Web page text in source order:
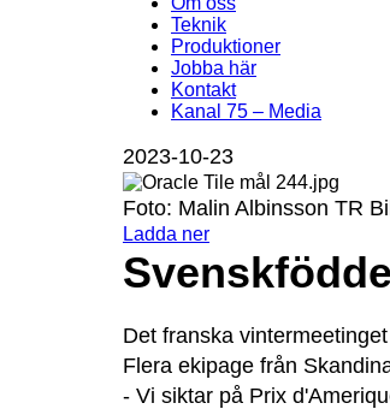
Teknik
Produktioner
Jobba här
Kontakt
Kanal 75 – Media
2023-10-23
Foto: Malin Albinsson TR
Ladda ner
Det franska
Flera ekipage från
- Vi siktar på Prix